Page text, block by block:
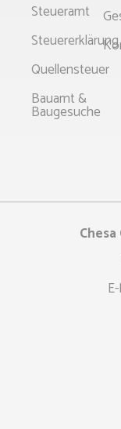
Steueramt
Steuererklärung
Quellensteuer
Bauamt &
Baugesuche